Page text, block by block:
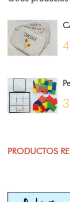
PRODUCTOS